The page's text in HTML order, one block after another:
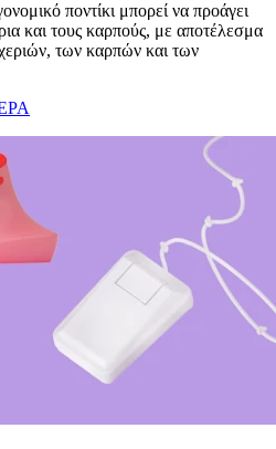
ποντίκι μπορεί να προάγει
και τους καρπούς, με αποτέλεσμα
των καρπών και των